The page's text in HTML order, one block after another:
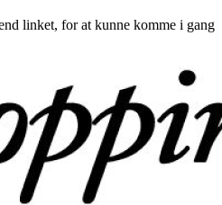
linket, for at kunne komme i gang